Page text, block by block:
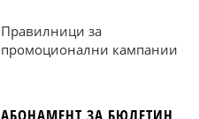
Правилници за
промоционални кампании